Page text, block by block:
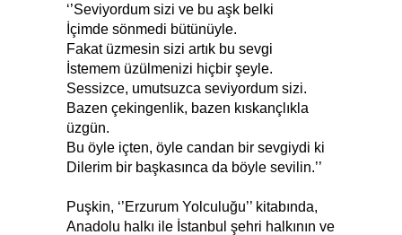
‘’Seviyordum sizi ve bu aşk belki
İçimde sönmedi bütünüyle.
Fakat üzmesin sizi artık bu sevgi
İstemem üzülmenizi hiçbir şeyle.
Sessizce, umutsuzca seviyordum sizi.
Bazen çekingenlik, bazen kıskançlıkla
üzgün.
Bu öyle içten, öyle candan bir sevgiydi ki
Dilerim bir başkasınca da böyle sevilin.’’
Puşkin, ‘’Erzurum Yolculuğu’’ kitabında,
Anadolu halkı ile İstanbul şehri halkının ve